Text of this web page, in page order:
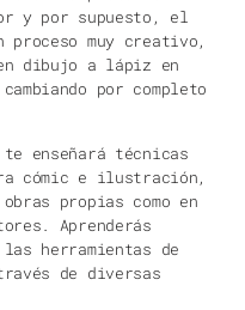
y por supuesto, el
muy creativo,
dibujo a lápiz en
por completo
enseñará técnicas
cómic e ilustración,
propias como en
Aprenderás
herramientas de
de diversas